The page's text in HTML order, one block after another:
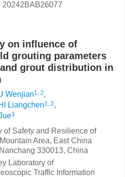
20242BAB26077
on influence of
grouting parameters
grout distribution in
Wenjian1, 2,
Liangchen1, 2,
3
of Safety and Resilience of
Area, East China
330013, China
Laboratory of
Traffic Information